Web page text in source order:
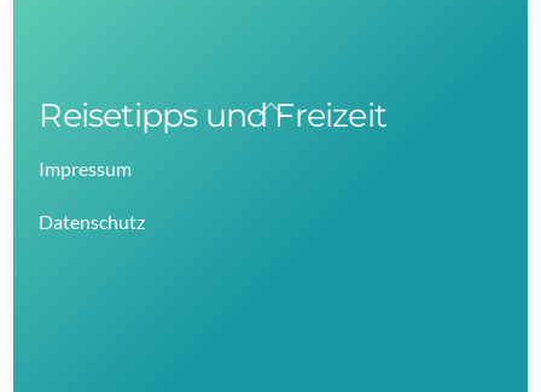
Back
Reisetipps und Freizeit
Impressum
Datenschutz